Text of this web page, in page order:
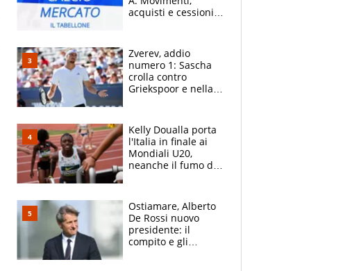
acquisti e cessioni:
Zverev, addio
numero 1: Sascha
crolla contro
Griekspoor e nella
terzo. Quanti malori
a Montreal
Kelly Doualla porta
l'Italia in finale ai
Mondiali U20,
neanche il fumo di
Ostiamare, Alberto
De Rossi nuovo
presidente: il
compito e gli